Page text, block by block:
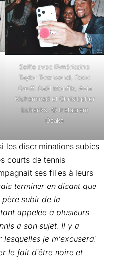
Selfie avec l’Américaine
Taylor Townsend, Coco
Gauff, Gaël Monfils, Asia
Muhammad et Christopher
Eubanks. © Instagram
Osaka
les discriminations subies
courts de tennis
ses filles à leurs
terminer en disant que
subir de la
appelée à plusieurs
à son sujet. Il y a
je m’excuserai
le fait d’être noire et